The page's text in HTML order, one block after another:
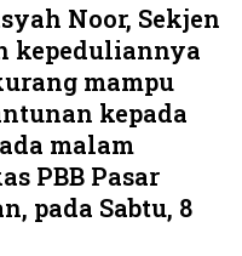
Noor, Sekjen
kepeduliannya
mampu
kepada
malam
PBB Pasar
pada Sabtu, 8